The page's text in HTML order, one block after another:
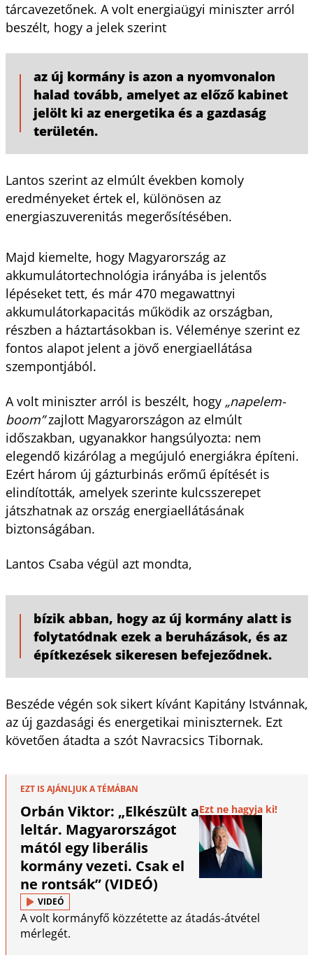
tárcavezetőnek. A volt energiaügyi miniszter arról
beszélt, hogy a jelek szerint
az új kormány is azon a nyomvonalon
halad tovább, amelyet az előző kabinet
jelölt ki az energetika és a gazdaság
területén.
Lantos szerint az elmúlt években komoly
eredményeket értek el, különösen az
energiaszuverenitás megerősítésében.
Majd kiemelte, hogy Magyarország az
akkumulátortechnológia irányába is jelentős
lépéseket tett, és már 470 megawattnyi
akkumulátorkapacitás működik az országban,
részben a háztartásokban is. Véleménye szerint ez
fontos alapot jelent a jövő energiaellátása
szempontjából.
A volt miniszter arról is beszélt, hogy „napelem-
boom”zajlott Magyarországon az elmúlt
időszakban, ugyanakkor hangsúlyozta: nem
elegendő kizárólag a megújuló energiákra építeni.
Ezért három új gázturbinás erőmű építését is
elindították, amelyek szerinte kulcsszerepet
játszhatnak az ország energiaellátásának
biztonságában.
Lantos Csaba végül azt mondta,
bízik abban, hogy az új kormány alatt is
folytatódnak ezek a beruházások, és az
építkezések sikeresen befejeződnek.
Beszéde végén sok sikert kívánt Kapitány Istvánnak,
az új gazdasági és energetikai miniszternek. Ezt
követően átadta a szót Navracsics Tibornak.
EZT IS AJÁNLJUK A TÉMÁBAN
Orbán Viktor: „Elkészült a
leltár. Magyarországot
mától egy liberális
kormány vezeti. Csak el
ne rontsák” (VIDEÓ)
Ezt ne hagyja ki!
VIDEÓ
A volt kormányfő közzétette az átadás-átvétel
mérlegét.